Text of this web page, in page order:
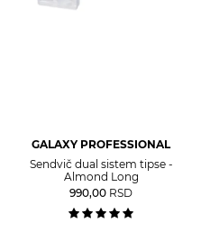
GALAXY PROFESSIONAL
Sendvič dual sistem tipse -
Almond Long
990,00 RSD